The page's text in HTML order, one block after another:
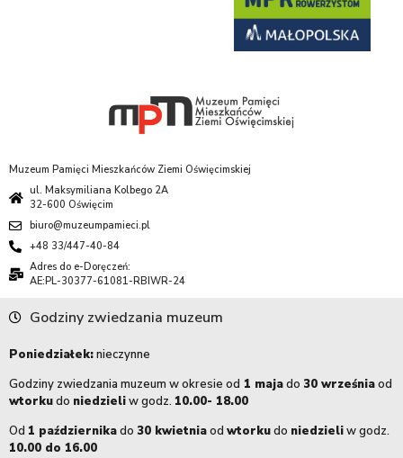
Muzeum Pamięci Mieszkańców Ziemi Oświęcimskiej
ul. Maksymiliana Kolbego 2A
32-600 Oświęcim
biuro@muzeumpamieci.pl
+48 33/447-40-84
Adres do e-Doręczeń:
AE:PL-30377-61081-RBIWR-24
Godziny zwiedzania muzeum
Poniedziałek:nieczynne
Godziny zwiedzania muzeum w okresie od 1 majado 30 wrześniaod
wtorkudo niedzieliw godz. 10.00- 18.00
Od 1 październikado 30 kwietniaod wtorkudo niedzieliw godz.
10.00 do 16.00